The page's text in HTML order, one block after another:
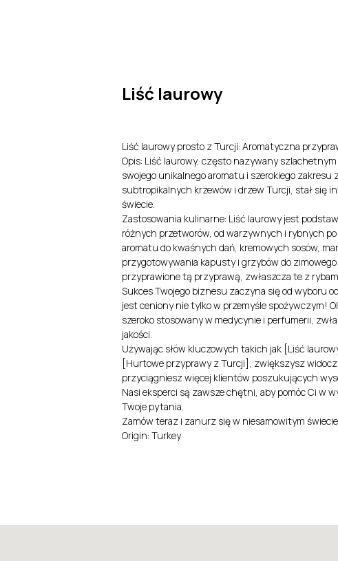
Liść laurowy
Liść laurowy prosto z Turcji: Aromatyczna
Opis: Liść laurowy, często nazywany
swojego unikalnego aromatu i szerokiego
subtropikalnych krzewów i drzew Turcji, stał się
świecie.
Zastosowania kulinarne: Liść laurowy jest
różnych przetworów, od warzywnych i rybnych
aromatu do kwaśnych dań, kremowych sosów,
przygotowywania kapusty i grzybów do
przyprawione tą przyprawą, zwłaszcza te z
Sukces Twojego biznesu zaczyna się od wyboru
jest ceniony nie tylko w przemyśle spożywczym!
szeroko stosowany w medycynie i perfumerii,
jakości.
Używając słów kluczowych takich jak [Liść
[Hurtowe przyprawy z Turcji], zwiększysz
przyciągniesz więcej klientów poszukujących
Nasi eksperci są zawsze chętni, aby pomóc Ci w
Twoje pytania.
Zamów teraz i zanurz się w niesamowitym
Origin: Turkey